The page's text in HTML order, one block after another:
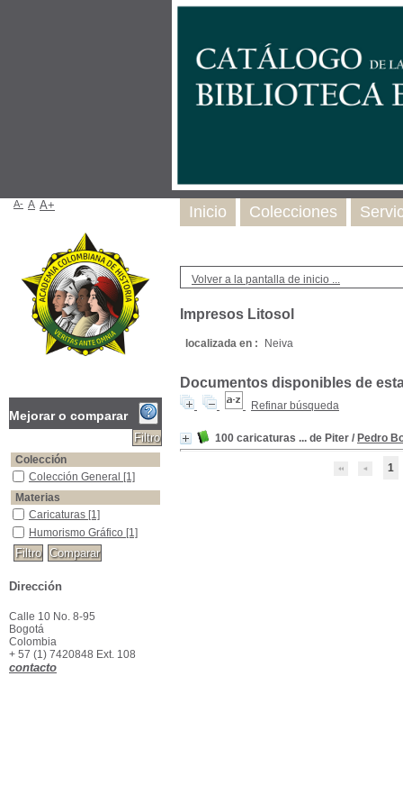
Volver a la pantalla de inicio ...
Impresos Litosol
localizada en : Neiva
Documentos disponibles de
Refinar búsqueda
100 caricaturas ... de Piter / Pedro
1
Inicio Colecciones
A- A A+
Mejorar o comparar
Colección
Colección General
Colección General [1]
Materias
Caricaturas
Caricaturas [1]
Humorismo Gráfico
Humorismo Gráfico [1]
Dirección
Calle 10 No. 8-95
Bogotá
Colombia
+ 57 (1) 7420848 Ext. 108
contacto